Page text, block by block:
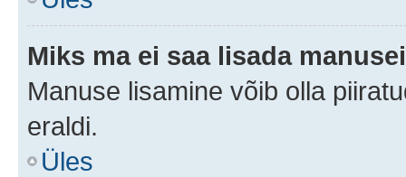
Miks ma ei saa lisada
Manuse lisamine võib olla
eraldi.
Üles